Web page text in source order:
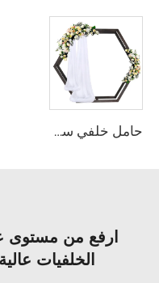
حامل خلفي سداسي مزدوج الوجه من الخشب
ارفع من مستوى
الخلفيات عالية